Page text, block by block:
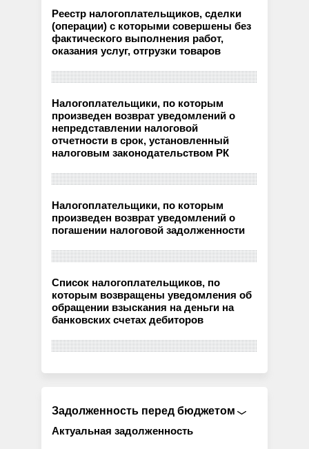
Реестр налогоплательщиков, сделки
(операции) с которыми совершены без
фактического выполнения работ,
оказания услуг, отгрузки товаров
Налогоплательщики, по которым
произведен возврат уведомлений о
непредставлении налоговой
отчетности в срок, установленный
налоговым законодательством РК
Налогоплательщики, по которым
произведен возврат уведомлений о
погашении налоговой задолженности
Список налогоплательщиков, по
которым возвращены уведомления об
обращении взыскания на деньги на
банковских счетах дебиторов
Задолженность перед бюджетом
Актуальная задолженность